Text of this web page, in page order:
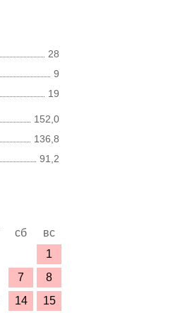
28
9
19
152,0
136,8
91,2
сб
вс
1
7
8
14
15